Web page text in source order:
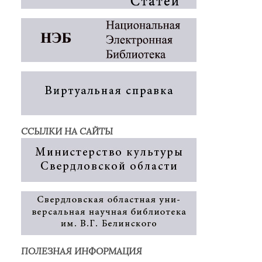
ССЫЛКИ НА САЙТЫ
ПОЛЕЗНАЯ ИНФОРМАЦИЯ